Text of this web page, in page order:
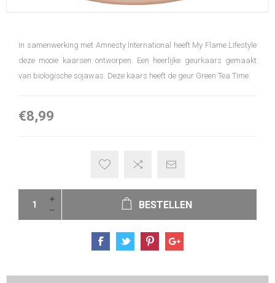
In samenwerking met Amnesty International heeft My Flame Lifestyle
deze mooie kaarsen ontworpen. Een heerlijke geurkaars gemaakt
van biologische sojawas. Deze kaars heeft de geur Green Tea Time.
€8,99
BESTELLEN